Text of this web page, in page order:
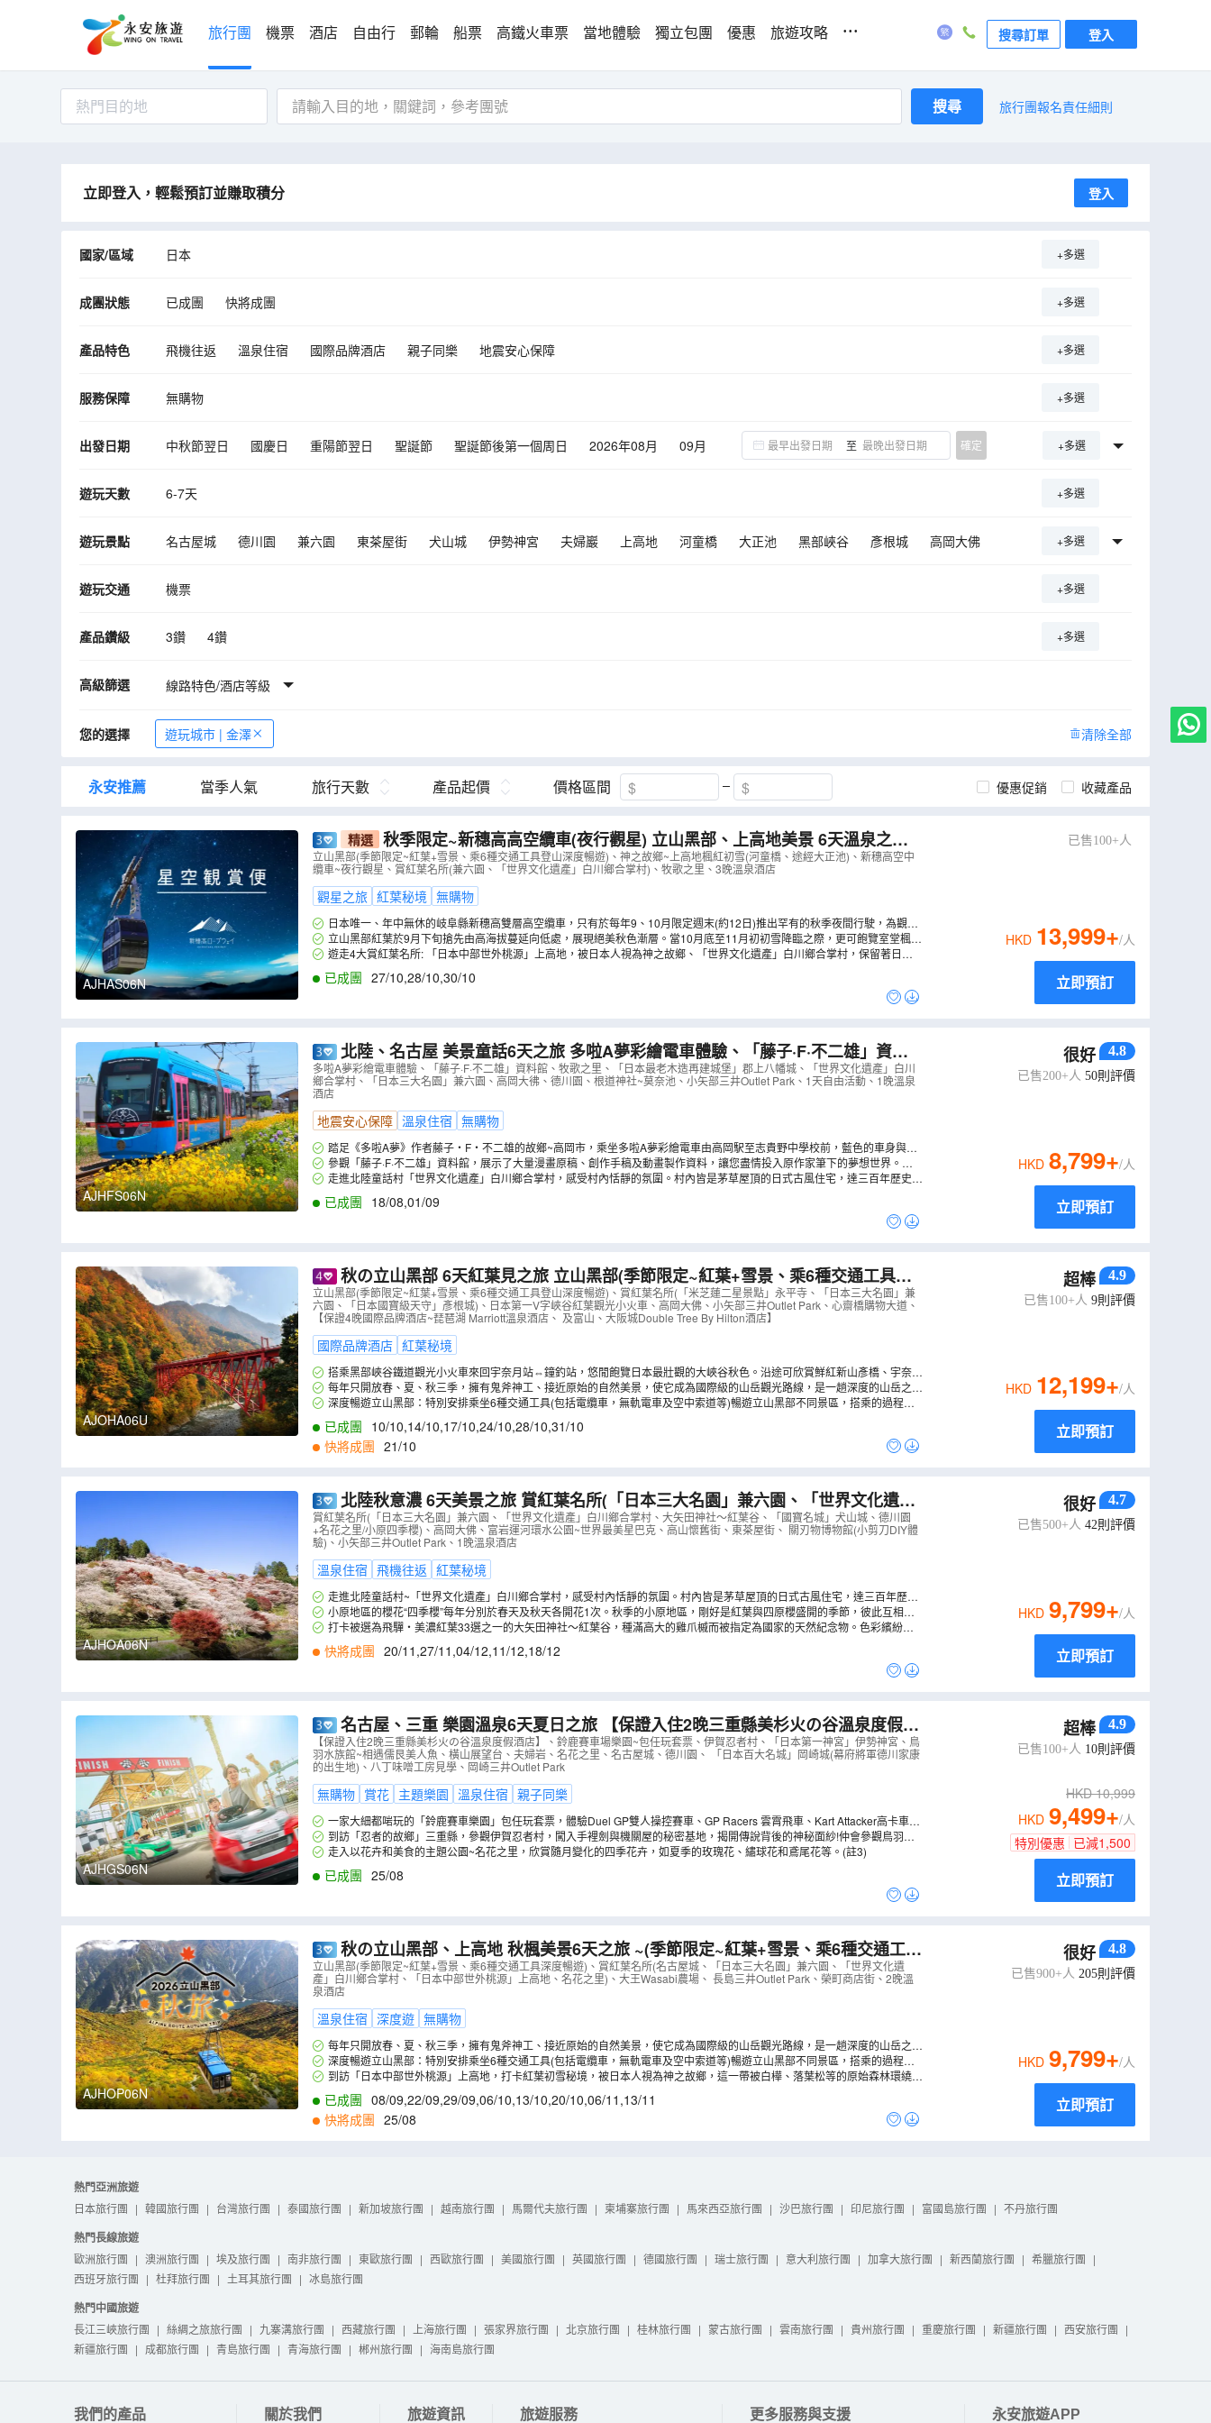
旅行團 機票 酒店 自由行 郵輪 船票 高鐵火車票 當地體驗 獨立包團 優惠 旅遊攻略 ... 搜尋訂單 登入
熱門目的地 搜尋 旅行團報名責任細則
立即登入，輕鬆預訂並賺取積分 登入
國家/區域 日本 +多選
成團狀態 已成團 快將成團 +多選
產品特色 飛機往返 溫泉住宿 國際品牌酒店 親子同樂 地震安心保障 +多選
服務保障 無購物 +多選
出發日期 中秋節翌日 國慶日 重陽節翌日 聖誕節 聖誕節後第一個周日 2026年08月
09月
至 確定 +多選
遊玩天數 6-7天 +多選
遊玩景點 名古屋城 德川園 兼六園 東茶屋街 犬山城 伊勢神宮 夫婦巖 上高地 河童橋 大正池 黑部峽谷 彥根城
高岡大佛
刃物屋三秀、關刃物博物館
+多選
遊玩交通 機票 +多選
產品鑽級 3鑽 4鑽 +多選
高級篩選 線路特色/酒店等級
您的選擇 遊玩城市 | 金澤 清除全部
永安推薦 當季人氣 旅行天數 產品起價 價格區間 優惠促銷 收藏產品
AJHAS06N
精選 秋季限定~新穗高高空纜車(夜行觀星) 立山黑部、上高地美景 6天溫泉之旅
季節限定~紅葉+雪景、乘6種交通工具登山深度暢遊、新穗高空中纜車~夜行觀星、賞
紅葉《限定出發: 10月27,28,30日》（ AJHAS06N）
立山黑部(季節限定~紅葉+雪景、乘6種交通工具登山深度暢遊)、神之故鄉~上高地楓紅初雪(河童橋、途經大正池)、新穗高空中
纜車~夜行觀星、賞紅葉名所(兼六園、「世界文化遺產」白川鄉合掌村)、牧歌之里、3晚溫泉酒店
觀星之旅 紅葉秘境 無購物
日本唯一、年中無休的岐阜縣新穗高雙層高空纜車，只有於每年9、10月限定週末(約12日)推出罕有的秋季夜間行駛，為觀星
的好時機！特別安排乘坐高空纜車由新穗高溫泉站出發，前往2156米高空中展望台，以更近距離觀賞令人感動的滿天繁星，天文
愛好者絕對不能錯過！(註6)
立山黑部紅葉於9月下旬搶先由高海拔蔓延向低處，展現絕美秋色漸層。當10月底至11月初初雪降臨之際，更可飽覽室堂楓紅
映襯白雪與黑部水壩紅葉及藍湖交織的夢幻奇景！特別安排深度暢遊立山黑部，乘坐6種交通工具(包括電纜車，無軌電車及空中
索道等)暢遊立山黑部不同景區，欣賞秋季獨有的自然奇觀。(註3,4)
遊走4大賞紅葉名所: 「日本中部世外桃源」上高地，被日本人視為神之故鄉、「世界文化遺產」白川鄉合掌村，保留著日本
原始生態風景的合掌古建築村落、「飛驒美濃紅葉33選之一 」平湯瀑布，秋季震撼的峽谷紅葉美景、以及「日本三大名園」兼六
園，細味一步一景之秋日古典美。(註4)
已成團 27/10,28/10,30/10
已售100+人
HKD 13,999+/人
立即預訂
AJHFS06N
北陸、名古屋 美景童話6天之旅 多啦A夢彩繪電車體驗、「藤子·F·不二雄」資料
館、牧歌之里、「日本最老木造再建城堡」郡上八幡城、「世界文化遺產」白川鄉合
掌村、「日本三大名園」兼六園、高岡大彿、德川園（AJHFS06N）
多啦A夢彩繪電車體驗、「藤子·F·不二雄」資料館、牧歌之里、「日本最老木造再建城堡」郡上八幡城、「世界文化遺產」白川
鄉合掌村、「日本三大名園」兼六園、高岡大彿、德川園、根道神社~莫奈池、小矢部三井Outlet Park、1天自由活動、1晚溫泉
酒店
地震安心保障 溫泉住宿 無購物
踏足《多啦A夢》作者藤子‧F‧不二雄的故鄉~高岡市，乘坐多啦A夢彩繪電車由高岡駅至志貴野中學校前，藍色的車身與車
廂內都充滿多啦A夢元素，最特別的是車門設計成「任意門」，步入車廂猶如進入多啦A夢的童夢時光！(註2)
參觀「藤子·F·不二雄」資料館，展示了大量漫畫原稿、創作手稿及動畫製作資料，讓您盡情投入原作家筆下的夢想世界。或
走到戶外，與實體化的多啦A夢、任意門等模型道具打卡拍照，是漫畫迷絕對不能錯過的朝聖地。(註2)
走進北陸童話村「世界文化遺產」白川鄉合掌村，感受村內恬靜的氛圍。村內皆是茅草屋頂的日式古風住宅，達三百年歷史之
久。遊走岐阜縣必去的秘密花園~根道神社的莫奈池，宛如莫奈「睡蓮」般絕美池塘，如夢似幻!
已成團 18/08,01/09
很好 4.8
已售200+人 50則評價
HKD 8,799+/人
立即預訂
AJOHA06U
秋の立山黑部 6天紅葉見之旅 立山黑部(季節限定~紅葉+雪景、乘6種交通工具登
山深度暢遊)、賞紅葉名所(「米芝蓮二星景點」永平寺、「日本三大名園」兼六園、
「日本國寶級天守」彥根城)（AJOHA06U）
立山黑部(季節限定~紅葉+雪景、乘6種交通工具登山深度暢遊)、賞紅葉名所(「米芝蓮二星景點」永平寺、「日本三大名園」兼
六園、「日本國寶級天守」彥根城)、日本第一V字峽谷紅葉觀光小火車、高岡大佛、小矢部三井Outlet Park、心齋橋購物大道、
【保證4晚國際品牌酒店~琵琶湖 Marriott溫泉酒店、 及富山、大阪城Double Tree By Hilton酒店】
國際品牌酒店 紅葉秘境
搭乘黑部峽谷鐵道觀光小火車來回宇奈月站⇔鐘釣站，悠閒飽覽日本最壯觀的大峽谷秋色。沿途可欣賞鮮紅新山彥橋、宇奈月
水壩、歐式古堡風發電廠及高達60米的藍色後曳橋。秋季時分更可將漫山遍野、令人嘆為觀止的豔麗紅葉盡收眼底。(註3)
每年只開放春、夏、秋三季，擁有鬼斧神工、接近原始的自然美景，使它成為國際級的山岳觀光路線，是一趟深度的山岳之
旅。精選立山黑部必遊勝地:林木茂盛的美女平、大自然寶庫彌陀介原。登大觀峰展望台俯瞰阿爾卑斯群峰，並探訪V字深谷中的
黑部湖與日本第一的黑部大水壩。
深度暢遊立山黑部：特別安排乘坐6種交通工具(包括電纜車，無軌電車及空中索道等)暢遊立山黑部不同景區，搭乘的過程中
可以完全的欣賞到立山黑部的獨特自然奇觀。
已成團 10/10,14/10,17/10,24/10,28/10,31/10
快將成團 21/10
超棒 4.9
已售100+人 9則評價
HKD 12,199+/人
立即預訂
AJHOA06N
北陸秋意濃 6天美景之旅 賞紅葉名所(「日本三大名園」兼六園、「世界文化遺
產」白川鄉合掌村、大矢田神社〜紅葉谷、「國寶名城」犬山城、德川園+名花之里/
小原四季櫻)、1晚溫泉酒店（AJHOA06N）
賞紅葉名所(「日本三大名園」兼六園、「世界文化遺產」白川鄉合掌村、大矢田神社〜紅葉谷、「國寶名城」犬山城、德川園
+名花之里/小原四季櫻)、高岡大佛、富岩運河環水公園~世界最美星巴克、高山懷舊街、東茶屋街、 關刃物博物館(小剪刀DIY體
驗)、小矢部三井Outlet Park、1晚溫泉酒店
溫泉住宿 飛機往返 紅葉秘境
走進北陸童話村~「世界文化遺產」白川鄉合掌村，感受村內恬靜的氛圍。村內皆是茅草屋頂的日式古風住宅，達三百年歷史
之久。秋天的合掌村，周圍環繞滿山金黃色與鮮紅交錯的楓葉林，絕美如畫。(註4)
小原地區的櫻花“四季櫻”每年分別於春天及秋天各開花1次。秋季的小原地區，剛好是紅葉與四原櫻盛開的季節，彼此互相競
艷，各不相讓。漫山遍野的粉紅色四季櫻和點綴於其中的艷麗紅葉，如此瑰麗卻又奇妙的景色，令人陶醉。(11月15-26日出發適
用) (註4)
打卡被選為飛驒‧美濃紅葉33選之一的大矢田神社〜紅葉谷，種滿高大的雞爪槭而被指定為國家的天然紀念物。色彩繽紛的
紅葉，與大矢田神社社殿的巧妙雕刻形成對比，相當有看頭。(註4)
快將成團 20/11 ,27/11 ,04/12,11/12,18/12
很好 4.7
已售500+人 42則評價
HKD 9,799+/人
立即預訂
AJHGS06N
名古屋、三重 樂園溫泉6天夏日之旅 【保證入住2晚三重縣美杉火の谷溫泉度假酒
店】、鈴鹿賽車場樂園~包任玩套票、「日本第一神宮」伊勢神宮、鳥羽水族館~相遇
儒艮美人魚、「日本百大名城」岡崎城（AJHGS06N）
【保證入住2晚三重縣美杉火の谷溫泉度假酒店】、鈴鹿賽車場樂園~包任玩套票、伊賀忍者村、「日本第一神宮」伊勢神宮、鳥
羽水族館~相遇儒艮美人魚、橫山展望台、夫婦岩、名花之里、名古屋城、德川園、 「日本百大名城」岡崎城(幕府將軍德川家康
的出生地)、八丁味噌工房見學、岡崎三井Outlet Park
無購物 賞花 主題樂園 溫泉住宿 親子同樂
一家大細都啱玩的「鈴鹿賽車樂園」包任玩套票，體驗Duel GP雙人操控賽車、GP Racers 雲霄飛車、Kart Attacker高卡車等
超人氣遊樂設施! 快到鈴鹿賽車場一圓賽車夢！(註2)
到訪「忍者的故鄉」三重縣，參觀伊賀忍者村，闖入手裡劍與機關屋的秘密基地，揭開傳說背後的神秘面紗!仲會參觀鳥羽水
族館，一睹被稱為美人魚的原型「儒艮」。(註2)
走入以花卉和美食的主題公園~名花之里，欣賞隨月變化的四季花卉，如夏季的玫瑰花、繡球花和鳶尾花等。(註3)
已成團 25/08
超棒 4.9
已售100+人 10則評價
HKD10,999
HKD 9,499+/人
特別優惠 已減1,500
立即預訂
AJHOP06N
秋の立山黑部、上高地 秋楓美景6天之旅 ~(季節限定~紅葉+雪景、乘6種交通工具
深度暢遊)、賞紅葉名所(名古屋城、「日本三大名園」兼六園、「世界文化遺產」白
川鄉合掌村、「日本中部世外桃源」上高地（AJHOP06N）
立山黑部(季節限定~紅葉+雪景、乘6種交通工具深度暢遊)、賞紅葉名所(名古屋城、「日本三大名園」兼六園、「世界文化遺
產」白川鄉合掌村、「日本中部世外桃源」上高地、名花之里)、大王Wasabi農場、 長島三井Outlet Park、榮町商店街、2晚溫
泉酒店
溫泉住宿 深度遊 無購物
每年只開放春、夏、秋三季，擁有鬼斧神工、接近原始的自然美景，使它成為國際級的山岳觀光路線，是一趟深度的山岳之
旅。精選立山黑部必遊景點：林木茂盛的美女平、「大自然寶庫」的彌陀介原、雄偉壯觀無比的雪壁奇景、可俯瞰立山黑部阿爾
卑斯山脈群峰的大觀峰展望台、位於立山最深的“V” 字山谷的秀麗黑部湖、日本最大拱形水壩黑部大水壩。
深度暢遊立山黑部：特別安排乘坐6種交通工具(包括電纜車，無軌電車及空中索道等)暢遊立山黑部不同景區，搭乘的過程中
可以完全的欣賞到立山黑部的獨特自然奇觀，其中連接室堂和大觀峰的交通工具~“立山隧道電動巴士”，更是日本最高的電動巴
到訪「日本中部世外桃源」上高地，打卡紅葉初雪秘境，被日本人視為神之故鄉，這一帶被白樺、落葉松等的原始森林環繞，
大正池、田代池等分佈在其間，與高聳的各山群一起構成極美的景色。(註5)
已成團 08/09,22/09,29/09,06/10,13/10,20/10,06/11 ,13/11
快將成團 25/08
很好 4.8
已售900+人 205則評價
HKD 9,799+/人
立即預訂
熱門亞洲旅遊
日本旅行團 | 韓國旅行團 | 台灣旅行團 | 泰國旅行團 | 新加坡旅行團 | 越南旅行團 | 馬爾代夫旅行團 | 柬埔寨旅行團 | 馬來西亞旅行團 | 沙巴旅行團 | 印尼旅行團 | 富國島旅行團 | 不丹旅行團
熱門長線旅遊
歐洲旅行團 | 澳洲旅行團 | 埃及旅行團 | 南非旅行團 | 東歐旅行團 | 西歐旅行團 | 美國旅行團 | 英國旅行團 | 德國旅行團 | 瑞士旅行團 | 意大利旅行團 | 加拿大旅行團 | 新西蘭旅行團 | 希臘旅行團 |
西班牙旅行團 | 杜拜旅行團 | 土耳其旅行團 | 冰島旅行團
熱門中國旅遊
長江三峽旅行團 | 絲綢之旅旅行團 | 九寨溝旅行團 | 西藏旅行團 | 上海旅行團 | 張家界旅行團 | 北京旅行團 | 桂林旅行團 | 蒙古旅行團 | 雲南旅行團 | 貴州旅行團 | 重慶旅行團 | 新疆旅行團 | 西安旅行團 |
新疆旅行團 | 成都旅行團 | 青島旅行團 | 青海旅行團 | 郴州旅行團 | 海南島旅行團
我們的產品 關於我們 旅遊資訊 旅遊服務 更多服務與支援 永安旅遊APP